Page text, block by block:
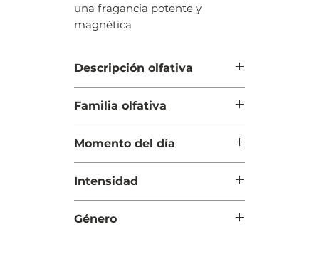
una fragancia potente y
magnética
Descripción olfativa
Cuerpo: Jazmín sambac
(sampaguita) y flor de azahar del
naranjo
Familia olfativa
Momento del día
Intensidad
Género